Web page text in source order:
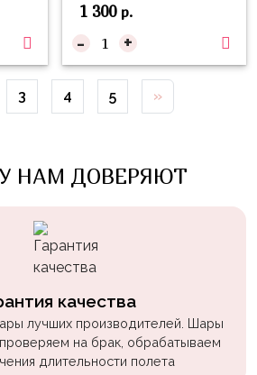
1 300р.
- +
3 4 5 »
НАМ ДОВЕРЯЮТ
качества
лучших производителей. Шары
на брак, обрабатываем
длительности полета